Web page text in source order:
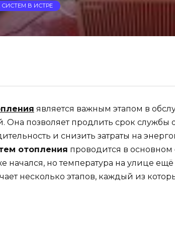
В ИСТРЕ
является важным этапом в
позволяет продлить срок службы
и снизить затраты на
отопления проводится в основном
начался, но температура на улице ещё
несколько этапов, каждый из